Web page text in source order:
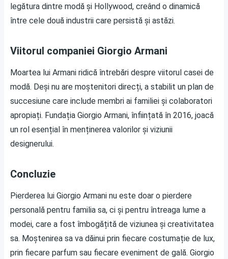
legătura dintre modă și Hollywood, creând o dinamică
între cele două industrii care persistă și astăzi.
Viitorul companiei Giorgio Armani
Moartea lui Armani ridică întrebări despre viitorul casei de
modă. Deși nu are moștenitori direcți, a stabilit un plan de
succesiune care include membri ai familiei și colaboratori
apropiați. Fundația Giorgio Armani, înființată în 2016, joacă
un rol esențial în menținerea valorilor și viziunii
designerului.
Concluzie
Pierderea lui Giorgio Armani nu este doar o pierdere
personală pentru familia sa, ci și pentru întreaga lume a
modei, care a fost îmbogățită de viziunea și creativitatea
sa. Moștenirea sa va dăinui prin fiecare costumație de lux,
prin fiecare parfum sau fiecare eveniment de gală. Giorgio